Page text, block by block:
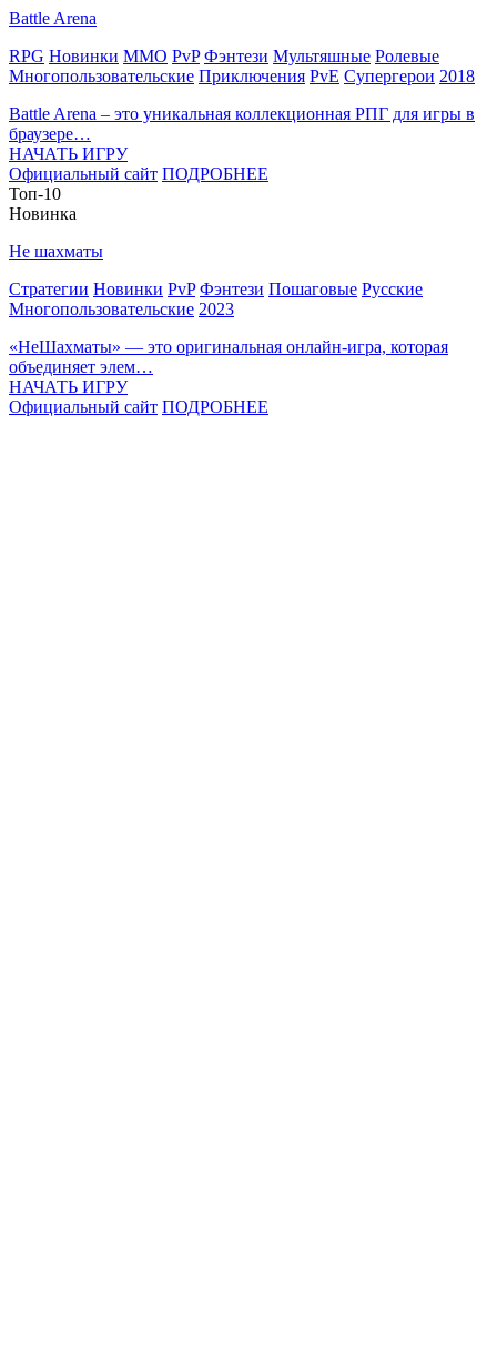
Battle Arena
RPG Новинки MMO PvP Фэнтези Мультяшные Ролевые
Многопользовательские Приключения PvE Супергерои 2018
Battle Arena – это уникальная коллекционная РПГ для игры в
браузере…
НАЧАТЬ ИГРУ
Официальный сайт ПОДРОБНЕЕ
Топ-10
Новинка
Не шахматы
Стратегии Новинки PvP Фэнтези Пошаговые Русские
Многопользовательские 2023
«НеШахматы» — это оригинальная онлайн-игра, которая
объединяет элем…
НАЧАТЬ ИГРУ
Официальный сайт ПОДРОБНЕЕ